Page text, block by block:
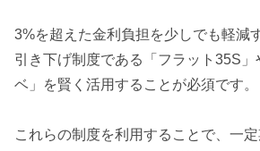
3%を超えた金利負担を少しでも軽減
引き下げ制度である「フラット35S」
ベ」を賢く活用することが必須です。
これらの制度を利用することで、一